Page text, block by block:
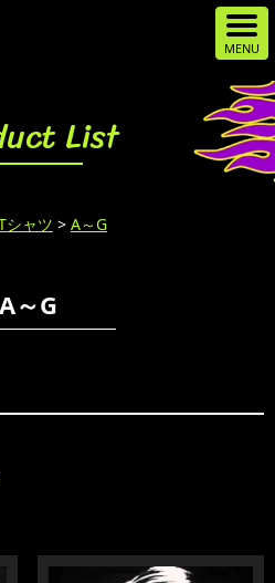
List
シャツ > A～G
A～G